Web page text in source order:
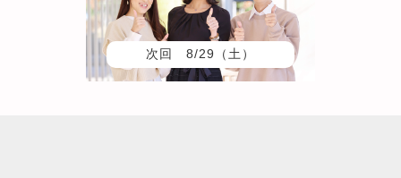
次回 8/29（土）